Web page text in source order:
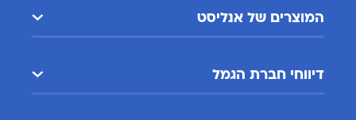
המוצרים של אנליסט
דיווחי חברת הגמל